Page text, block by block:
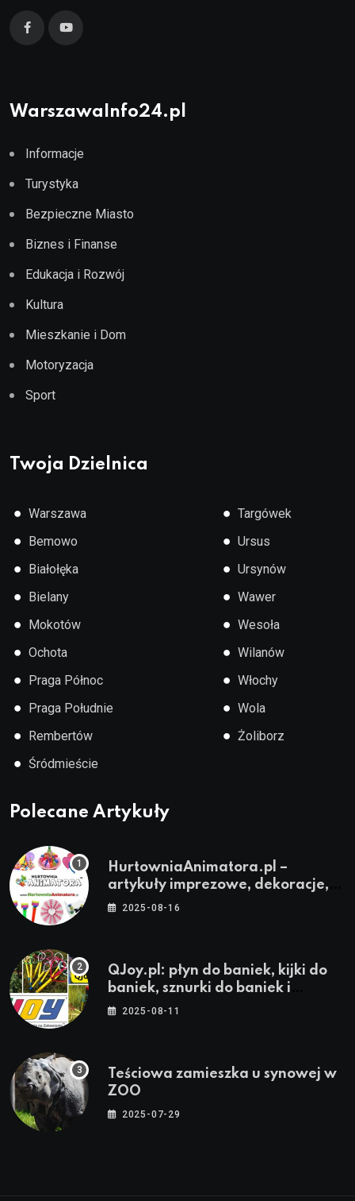
WarszawaInfo24.pl
Informacje
Turystyka
Bezpieczne Miasto
Biznes i Finanse
Edukacja i Rozwój
Kultura
Mieszkanie i Dom
Motoryzacja
Sport
Twoja Dzielnica
● Warszawa
● Bemowo
● Białołęka
● Bielany
● Mokotów
● Ochota
● Praga Północ
● Praga Południe
● Rembertów
● Śródmieście
● Targówek
● Ursus
● Ursynów
● Wawer
● Wesoła
● Wilanów
● Włochy
● Wola
● Żoliborz
Polecane Artykuły
HurtowniaAnimatora.pl –
artykuły imprezowe, dekoracje,
stroje i akcesoria dla animatorów
2025-08-16
QJoy.pl: płyn do baniek, kijki do
baniek, sznurki do baniek i
zestawy do baniek
2025-08-11
Teściowa zamieszka u synowej w
ZOO
2025-07-29